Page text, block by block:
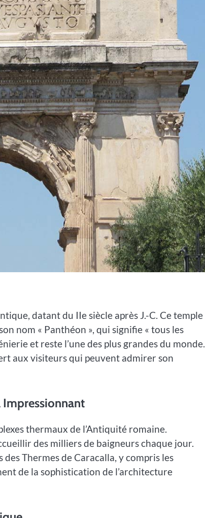
datant du IIe siècle après J.-C. Ce temple
nom « Panthéon », qui signifie « tous les
et reste l’une des plus grandes du monde.
aux visiteurs qui peuvent admirer son
Impressionnant
thermaux de l’Antiquité romaine.
des milliers de baigneurs chaque jour.
Thermes de Caracalla, y compris les
de la sophistication de l’architecture